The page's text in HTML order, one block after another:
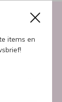
items en